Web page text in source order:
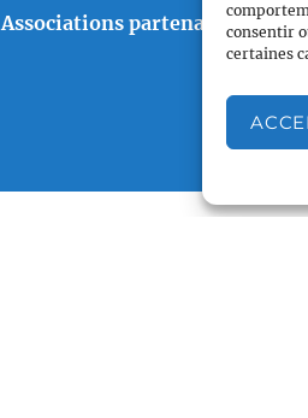
consentir
certaines
Associations partenaires